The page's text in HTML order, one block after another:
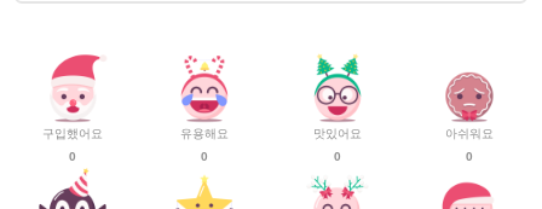
구입했어요
0
유용해요
0
맛있어요
0
아쉬워요
0